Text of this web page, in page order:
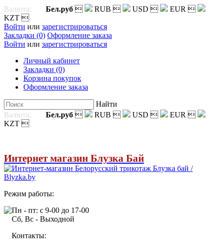
Валюта: Бел.руб  RUB  USD  EUR 
KZT 
Войти или зарегистрироваться
Закладки (0) Оформление заказа
Войти или зарегистрироваться
Личный кабинет
Закладки (0)
Корзина покупок
Оформление заказа
Найти
Валюта:
Бел.руб  RUB  USD  EUR 
KZT 
Интернет магазин Блузка Бай
Режим работы:
Пн - пт: с 9-00 до 17-00
Сб, Вс - Выходной
Контакты: